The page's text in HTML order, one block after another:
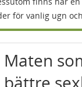
för vanlig ugn
Maten
bättre